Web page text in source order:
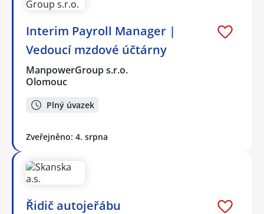
Interim Payroll Manager |
Vedoucí mzdové účtárny
ManpowerGroup s.r.o.
Olomouc
Plný úvazek
Zveřejněno: 4. srpna
Řidič autojeřábu